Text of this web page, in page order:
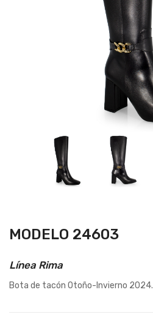
MODELO 24603
Línea Rima
Bota de tacón Otoño-Invierno 2024.